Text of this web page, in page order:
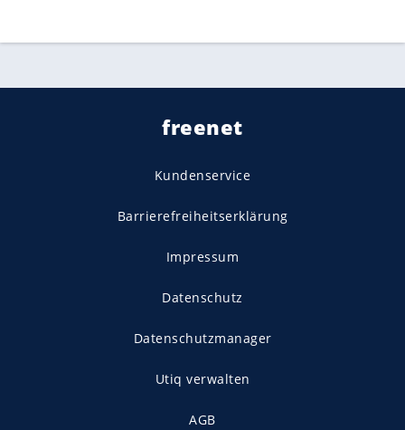
freenet
Kundenservice
Barrierefreiheitserklärung
Impressum
Datenschutz
Datenschutzmanager
Utiq verwalten
AGB